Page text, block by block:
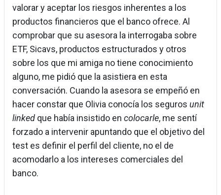
valorar y aceptar los riesgos inherentes a los
productos financieros que el banco ofrece. Al
comprobar que su asesora la interrogaba sobre
ETF, Sicavs, productos estructurados y otros
sobre los que mi amiga no tiene conocimiento
alguno, me pidió que la asistiera en esta
conversación. Cuando la asesora se empeñó en
hacer constar que Olivia conocía los seguros unit
linked que había insistido en colocarle, me sentí
forzado a intervenir apuntando que el objetivo del
test es definir el perfil del cliente, no el de
acomodarlo a los intereses comerciales del
banco.